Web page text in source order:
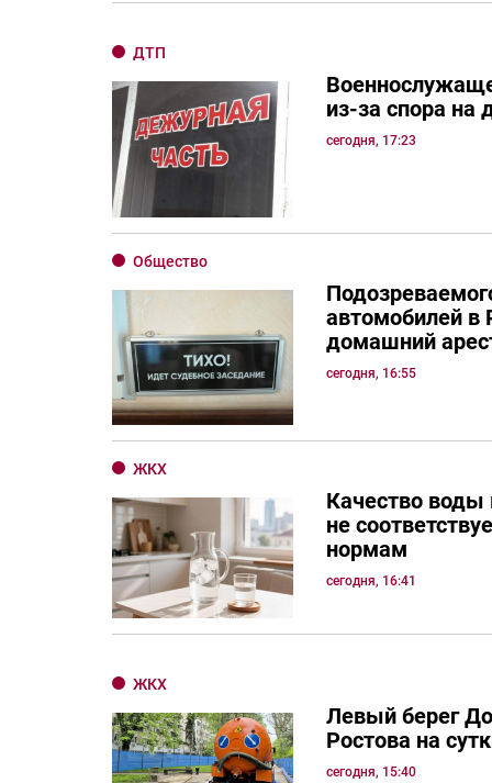
ДТП
из-за спора на
сегодня, 17:23
Общество
автомобилей в
домашний
сегодня, 16:55
ЖКХ
Качество воды
не
нормам
сегодня, 16:41
ЖКХ
Левый берег
Ростова на
сегодня, 15:40